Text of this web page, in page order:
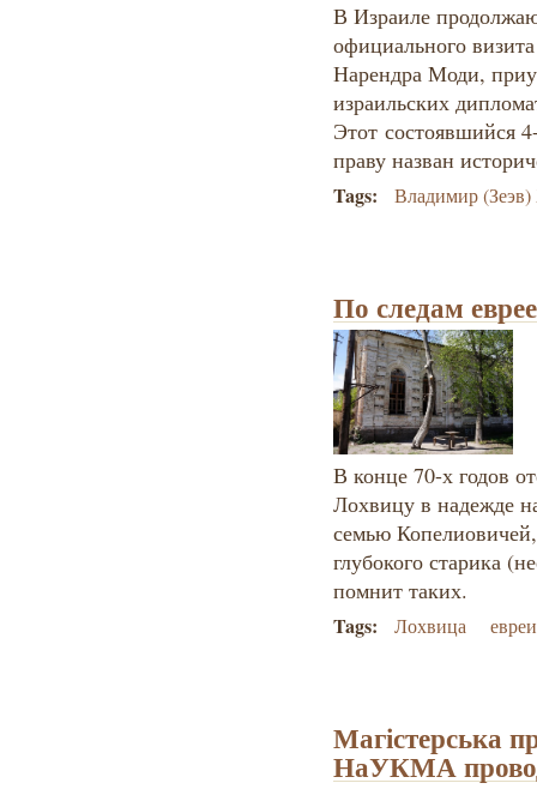
В Израиле
официального
Нарендра Моди,
израильских
Этот состоявшийся
праву назван
Tags: Владимир
По следам
В конце 70-х годов
Лохвицу в надежде
семью
глубокого старика
помнит таких.
Tags: Лохвица евреи
Магістерська
НаУКМА